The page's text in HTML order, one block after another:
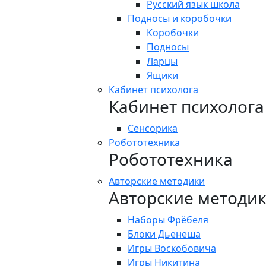
Русский язык школа
Подносы и коробочки
Коробочки
Подносы
Ларцы
Ящики
Кабинет психолога
Кабинет психолога
Сенсорика
Робототехника
Робототехника
Авторские методики
Авторские
Наборы Фрёбеля
Блоки Дьенеша
Игры Воскобовича
Игры Никитина